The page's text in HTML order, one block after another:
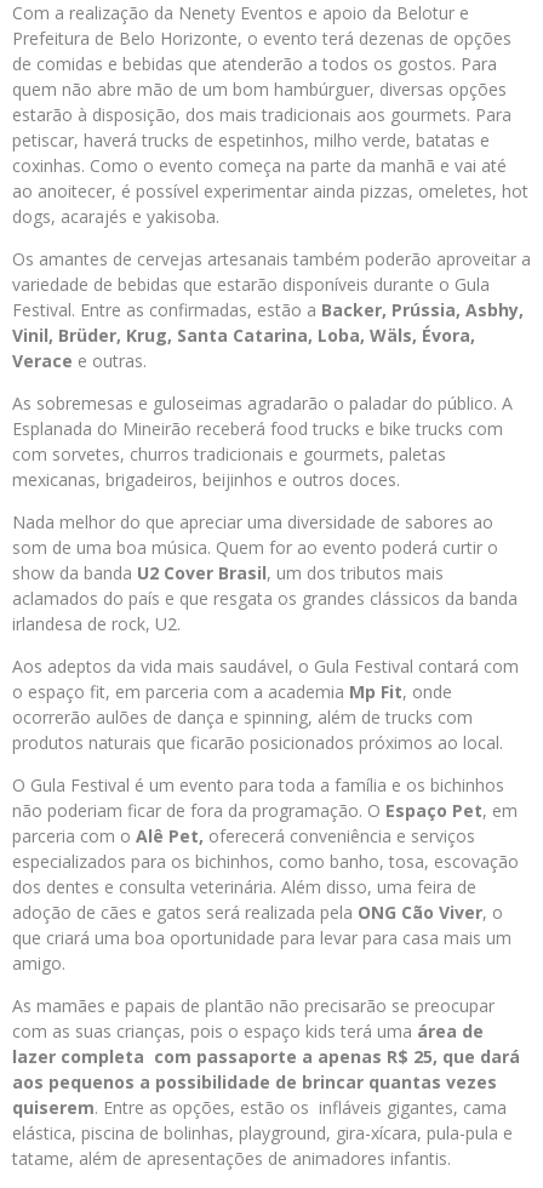
Com a realização da Nenety Eventos e apoio da Belotur e
Prefeitura de Belo Horizonte, o evento terá dezenas de opções
de comidas e bebidas que atenderão a todos os gostos. Para
quem não abre mão de um bom hambúrguer, diversas opções
estarão à disposição, dos mais tradicionais aos gourmets. Para
petiscar, haverá trucks de espetinhos, milho verde, batatas e
coxinhas. Como o evento começa na parte da manhã e vai até
ao anoitecer, é possível experimentar ainda pizzas, omeletes, hot
dogs, acarajés e yakisoba.
Os amantes de cervejas artesanais também poderão aproveitar a
variedade de bebidas que estarão disponíveis durante o Gula
Festival. Entre as confirmadas, estão a Backer, Prússia, Asbhy,
Vinil, Brüder, Krug, Santa Catarina, Loba, Wäls, Évora,
Verace e outras.
As sobremesas e guloseimas agradarão o paladar do público. A
Esplanada do Mineirão receberá food trucks e bike trucks com
com sorvetes, churros tradicionais e gourmets, paletas
mexicanas, brigadeiros, beijinhos e outros doces.
Nada melhor do que apreciar uma diversidade de sabores ao
som de uma boa música. Quem for ao evento poderá curtir o
show da banda U2 Cover Brasil, um dos tributos mais
aclamados do país e que resgata os grandes clássicos da banda
irlandesa de rock, U2.
Aos adeptos da vida mais saudável, o Gula Festival contará com
o espaço fit, em parceria com a academia Mp Fit, onde
ocorrerão aulões de dança e spinning, além de trucks com
produtos naturais que ficarão posicionados próximos ao local.
O Gula Festival é um evento para toda a família e os bichinhos
não poderiam ficar de fora da programação. O Espaço Pet, em
parceria com o Alê Pet, oferecerá conveniência e serviços
especializados para os bichinhos, como banho, tosa, escovação
dos dentes e consulta veterinária. Além disso, uma feira de
adoção de cães e gatos será realizada pela ONG Cão Viver, o
que criará uma boa oportunidade para levar para casa mais um
amigo.
As mamães e papais de plantão não precisarão se preocupar
com as suas crianças, pois o espaço kids terá uma área de
lazer completa com passaporte a apenas R$ 25, que dará
aos pequenos a possibilidade de brincar quantas vezes
quiserem. Entre as opções, estão os infláveis gigantes, cama
elástica, piscina de bolinhas, playground, gira-xícara, pula-pula e
tatame, além de apresentações de animadores infantis.